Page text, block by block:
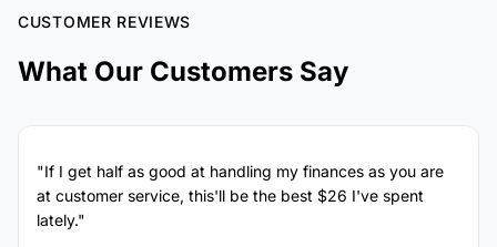
CUSTOMER REVIEWS
What Our Customers Say
"If I get half as good at handling my finances as you are
at customer service, this'll be the best $26 I've spent
lately."